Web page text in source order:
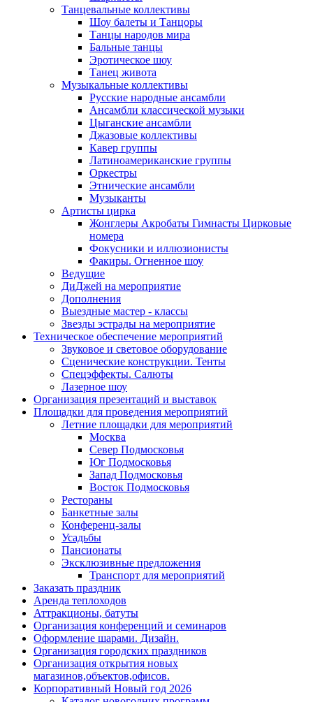
Танцевальные коллективы
Шоу балеты и Танцоры
Танцы народов мира
Бальные танцы
Эротическое шоу
Танец живота
Музыкальные коллективы
Русские народные ансамбли
Ансамбли классической музыки
Цыганские ансамбли
Джазовые коллективы
Кавер группы
Латиноамериканские группы
Оркестры
Этнические ансамбли
Музыканты
Артисты цирка
Жонглеры Акробаты Гимнасты Цирковые
номера
Фокусники и иллюзионисты
Факиры. Огненное шоу
Ведущие
ДиДжей на мероприятие
Дополнения
Выездные мастер - классы
Звезды эстрады на мероприятие
Техническое обеспечение мероприятий
Звуковое и световое оборудование
Сценические конструкции. Тенты
Спецэффекты. Салюты
Лазерное шоу
Организация презентаций и выставок
Площадки для проведения мероприятий
Летние площадки для мероприятий
Москва
Север Подмосковья
Юг Подмосковья
Запад Подмосковья
Восток Подмосковья
Рестораны
Банкетные залы
Конференц-залы
Усадьбы
Пансионаты
Эксклюзивные предложения
Транспорт для мероприятий
Заказать праздник
Аренда теплоходов
Аттракционы, батуты
Организация конференций и семинаров
Оформление шарами. Дизайн.
Организация городских праздников
Организация открытия новых
магазинов,объектов,офисов.
Корпоративный Новый год 2026